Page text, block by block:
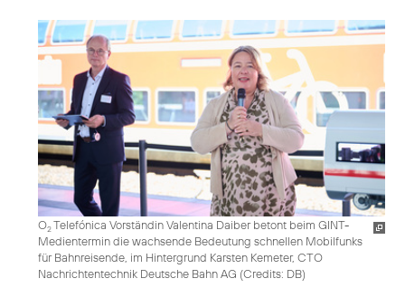
O2Telefónica Vorständin Valentina Daiber betont beim GINT-
Medientermin die wachsende Bedeutung schnellen Mobilfunks
für Bahnreisende, im Hintergrund Karsten Kemeter, CTO
Nachrichtentechnik Deutsche Bahn AG (Credits: DB)